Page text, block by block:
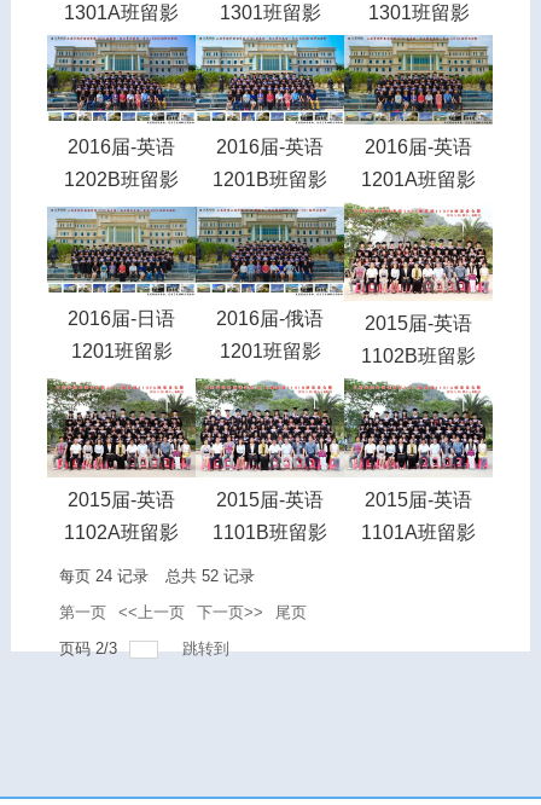
1301A班留影
1301班留影
1301班留影
2016届-英语
1202B班留影
2016届-英语
1201B班留影
2016届-英语
1201A班留影
2016届-日语
1201班留影
2016届-俄语
1201班留影
2015届-英语
1102B班留影
2015届-英语
1102A班留影
2015届-英语
1101B班留影
2015届-英语
1101A班留影
每页24 记录 总共52 记录
第一页
<<上一页 下一页>>
尾页
页码2/3 跳转到